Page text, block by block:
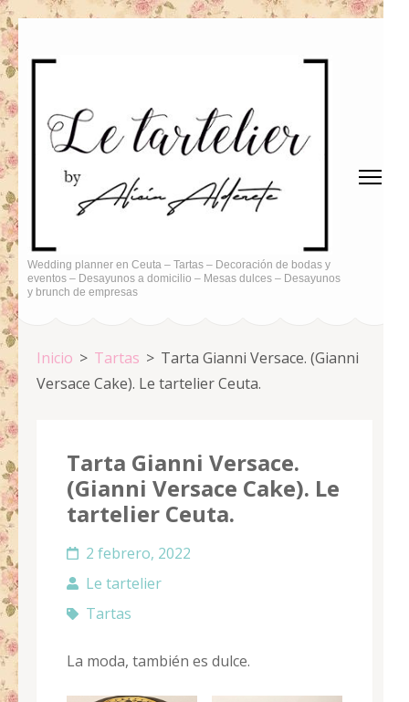
Saltar
al
(presiona
la
tecla
Wedding planner en Ceuta – Tartas – Decoración de bodas y
eventos – Desayunos a domicilio – Mesas dulces – Desayunos
y brunch de empresas
Inicio > Tartas > Tarta Gianni Versace. (Gianni
Versace Cake). Le tartelier Ceuta.
Tarta Gianni Versace.
(Gianni Versace Cake). Le
tartelier Ceuta.
2 febrero, 2022
Le tartelier
Tartas
La moda, también es dulce.